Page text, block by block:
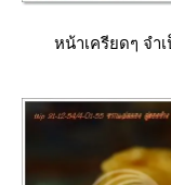
หน้าเครียดๆ จำ